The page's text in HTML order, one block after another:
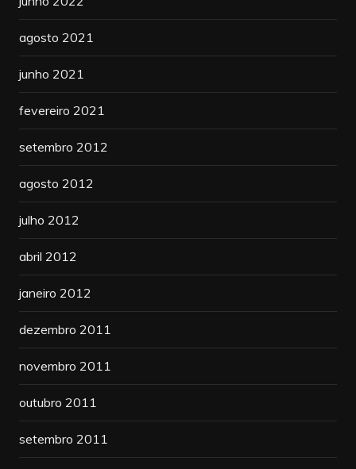
agosto 2021
junho 2021
fevereiro 2021
setembro 2012
agosto 2012
julho 2012
abril 2012
janeiro 2012
dezembro 2011
novembro 2011
outubro 2011
setembro 2011